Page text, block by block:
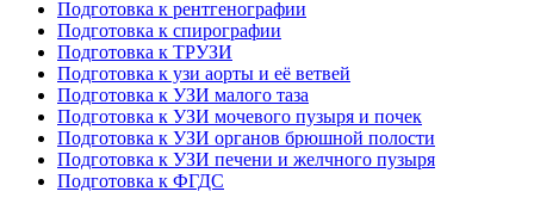
Подготовка к рентгенографии
Подготовка к спирографии
Подготовка к ТРУЗИ
Подготовка к узи аорты и её ветвей
Подготовка к УЗИ малого таза
Подготовка к УЗИ мочевого пузыря и почек
Подготовка к УЗИ органов брюшной полости
Подготовка к УЗИ печени и желчного пузыря
Подготовка к ФГДС